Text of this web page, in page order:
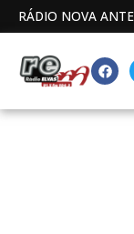
RÁDIO NOVA